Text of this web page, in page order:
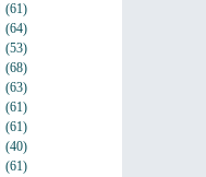
(61)
(64)
(53)
(68)
(63)
(61)
(61)
(40)
(61)